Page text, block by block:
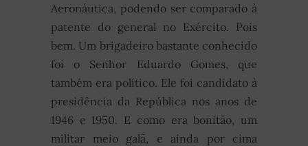
Aeronáutica, podendo ser comparado à
patente do general no Exército. Pois
bem. Um brigadeiro bastante conhecido
foi o Senhor Eduardo Gomes, que
também era político. Ele foi candidato à
presidência da República nos anos de
1946 e 1950. E como era bonitão, um
militar meio galã, e ainda por cima